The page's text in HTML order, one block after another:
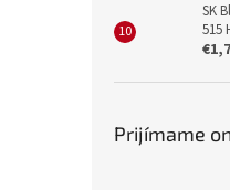
SK
515
Prijímame